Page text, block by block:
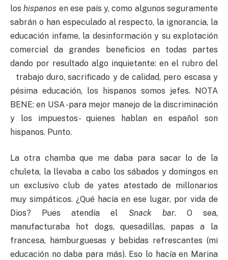
los hispanos en ese país y, como algunos seguramente
sabrán o han especulado al respecto, la ignorancia, la
educación infame, la desinformación y su explotación
comercial da grandes beneficios en todas partes
dando por resultado algo inquietante: en el rubro del
trabajo duro, sacrificado y de calidad, pero escasa y
pésima educación, los hispanos somos jefes. NOTA
BENE: en USA -para mejor manejo de la discriminación
y los impuestos- quienes hablan en español son
hispanos. Punto.
La otra chamba que me daba para sacar lo de la
chuleta, la llevaba a cabo los sábados y domingos en
un exclusivo club de yates atestado de millonarios
muy simpáticos. ¿Qué hacía en ese lugar, por vida de
Dios? Pues atendía el Snack bar. O sea,
manufacturaba hot dogs, quesadillas, papas a la
francesa, hamburguesas y bebidas refrescantes (mi
educación no daba para más). Eso lo hacía en Marina